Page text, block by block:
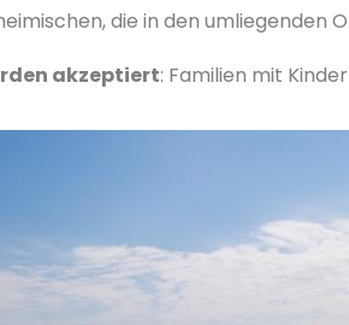
die in den umliegenden
akzeptiert: Familien mit